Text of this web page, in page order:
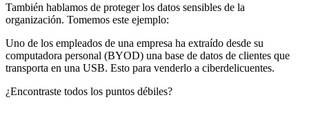
También hablamos de proteger los datos sensibles de la
organización. Tomemos este ejemplo:
Uno de los empleados de una empresa ha extraído desde su
computadora personal (BYOD) una base de datos de clientes que
transporta en una USB. Esto para venderlo a ciberdelicuentes.
¿Encontraste todos los puntos débiles?